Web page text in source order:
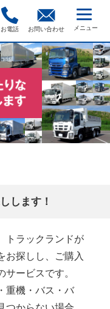
お電話 お問い合わせ
します！
トラックランドが
お探しし、ご購入
ービスです。
重機・バス・バ